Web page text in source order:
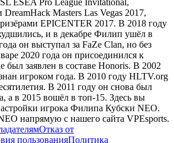
ESEA Pro League Invitational,
Masters Las Vegas 2017,
EPICENTER 2017. В 2018 году
и в декабре Филип ушёл в
он выступал за FaZe Clan, но без
2020 года он присоединился к
был заявлен в составе Honoris. В 2002
игроком года. В 2010 году HLTV.org
В 2011 году он снова был
а в 2015 вошёл в топ-15. Здесь вы
игрока Филипа Кубски NEO.
напрямую с нашего сайта VPEsports.
Отказ от
пользованияПолитика